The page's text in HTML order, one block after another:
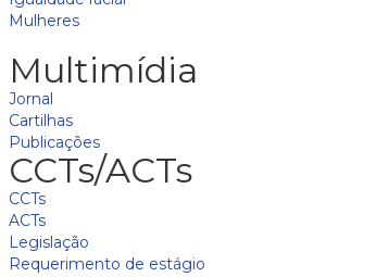
Mulheres
Multimídia
Jornal
Cartilhas
Publicações
CCTs/ACTs
CCTs
ACTs
Legislação
Requerimento de estágio